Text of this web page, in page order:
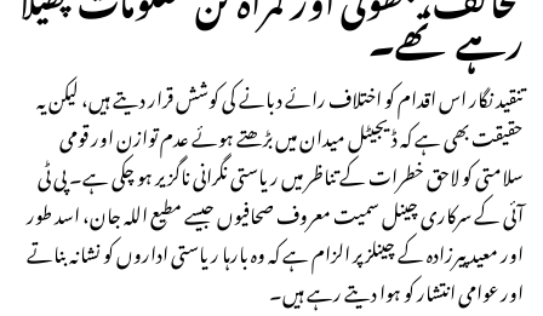
رہے تھے۔
تنقید نگار اس اقدام کو اختلاف رائے دبانے کی کوشش قرار دیتے ہیں، لیکن یہ
حقیقت بھی ہے کہ ڈیجیٹل میدان میں بڑھتے ہوئے عدم توازن اور قومی
سلامتی کو لاحق خطرات کے تناظر میں ریاستی نگرانی ناگزیر ہو چکی ہے۔ پی ٹی
آئی کے سرکاری چینل سمیت معروف صحافیوں جیسے مطیع اللہ جان، اسد طور
اور معید پیرزادہ کے چینلز پر الزام ہے کہ وہ بارہا ریاستی اداروں کو نشانہ بناتے
اور عوامی انتشار کو ہوا دیتے رہے ہیں۔